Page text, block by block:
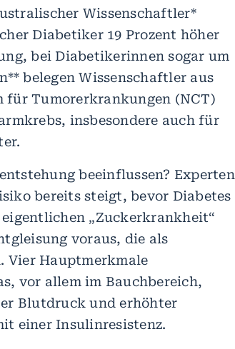
Wissenschaftler*
Diabetiker 19 Prozent höher
bei Diabetikerinnen sogar um
belegen Wissenschaftler aus
für Tumorerkrankungen (NCT)
insbesondere auch für
beeinflussen? Experten
bereits steigt, bevor Diabetes
„Zuckerkrankheit“
voraus, die als
Vier Hauptmerkmale
vor allem im Bauchbereich,
Blutdruck und erhöhter
einer Insulinresistenz.